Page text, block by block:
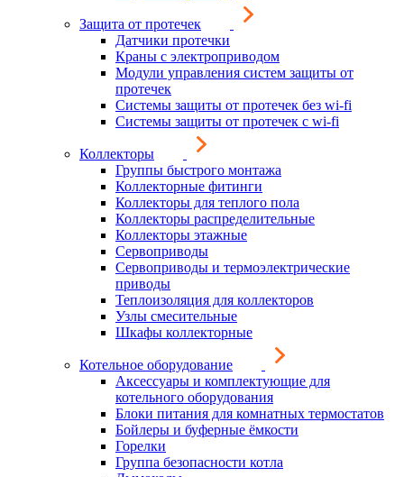
Защита от протечек
Датчики протечки
Краны с электроприводом
Модули управления систем защиты от
протечек
Системы защиты от протечек без wi-fi
Системы защиты от протечек с wi-fi
Коллекторы
Группы быстрого монтажа
Коллекторные фитинги
Коллекторы для теплого пола
Коллекторы распределительные
Коллекторы этажные
Сервоприводы
Сервоприводы и термоэлектрические
приводы
Теплоизоляция для коллекторов
Узлы смесительные
Шкафы коллекторные
Котельное оборудование
Аксессуары и комплектующие для
котельного оборудования
Блоки питания для комнатных термостатов
Бойлеры и буферные ёмкости
Горелки
Группа безопасности котла